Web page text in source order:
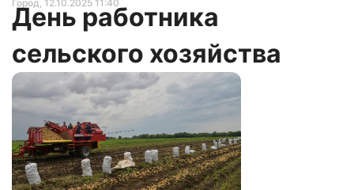
Город, 12.10.2025 11:40
День работника
сельского хозяйства